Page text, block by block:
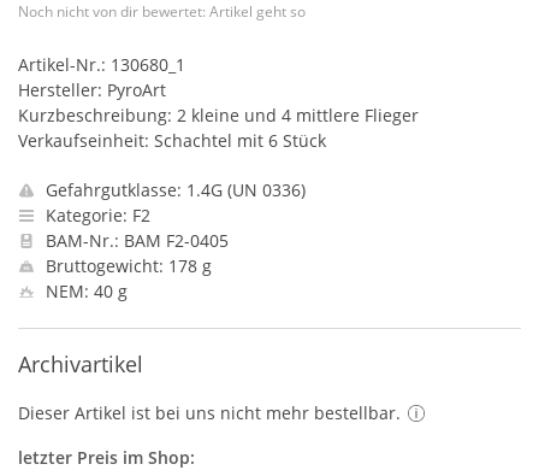
Noch nicht von dir bewertet: Artikel geht so
Artikel-Nr.: 130680_1
Hersteller: PyroArt
Kurzbeschreibung: 2 kleine und 4 mittlere Flieger
Verkaufseinheit: Schachtel mit 6 Stück
Gefahrgutklasse: 1.4G (UN 0336)
Kategorie: F2
BAM-Nr.: BAM F2-0405
Bruttogewicht: 178 g
NEM: 40 g
Archivartikel
Dieser Artikel ist bei uns nicht mehr bestellbar.
letzter Preis im Shop: